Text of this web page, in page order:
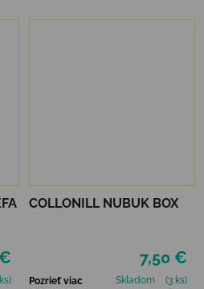
COLLONILL NUBUK BOX
7,50 €
Pozrieť viac Skladom (3 ks)